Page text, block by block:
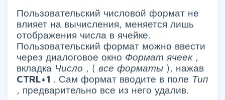
Пользовательский числовой формат не
влияет на вычисления, меняется лишь
отображения числа в ячейке.
Пользовательский формат можно ввести
через диалоговое окно Формат ячеек ,
вкладка Число , ( все форматы ), нажав
CTRL+1 . Сам формат вводите в поле Тип
, предварительно все из него удалив.